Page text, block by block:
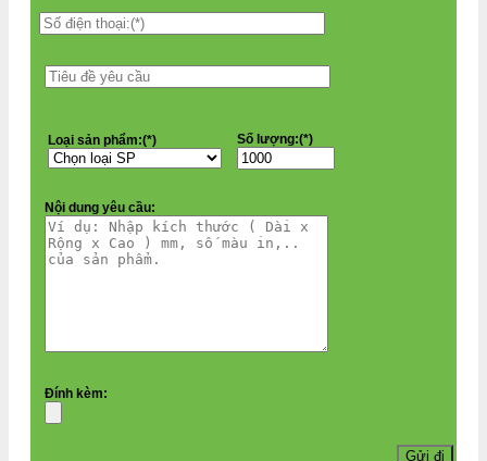
Loại sản phẩm:(*) Số lượng:(*)
Nội dung yêu cầu:
Đính kèm: